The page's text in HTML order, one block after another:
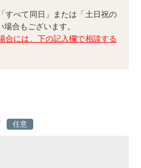
すべて同日」または「土日祝の
合もございます。
合には、下の記入欄で相談する
任意